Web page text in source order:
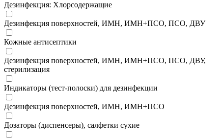
Дезинфекция: Хлорсодержащие
Дезинфекция поверхностей, ИМН, ИМН+ПСО, ПСО, ДВУ
Кожные антисептики
Дезинфекция поверхностей, ИМН, ИМН+ПСО, ПСО, ДВУ,
стерилизация
Индикаторы (тест-полоски) для дезинфекции
Дезинфекция поверхностей, ИМН, ИМН+ПСО
Дозаторы (диспенсеры), салфетки сухие